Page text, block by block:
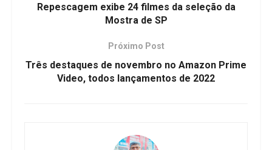
Repescagem exibe 24 filmes da seleção da
Mostra de SP
Próximo Post
Três destaques de novembro no Amazon Prime
Video, todos lançamentos de 2022